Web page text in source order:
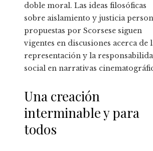
doble moral. Las ideas filosóficas
sobre aislamiento y justicia
propuestas por Scorsese siguen
vigentes en discusiones acerca de
representación y la
social en narrativas
Una creación
interminable y para
todos